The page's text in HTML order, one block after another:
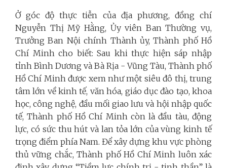
Ở góc độ thực tiễn của địa phương, đồng chí
Nguyễn Thị Mỹ Hằng, Ủy viên Ban Thường vụ,
Trưởng Ban Nội chính Thành ủy, Thành phố Hồ
Chí Minh cho biết: Sau khi thực hiện sáp nhập
tỉnh Bình Dương và Bà Rịa - Vũng Tàu, Thành phố
Hồ Chí Minh được xem như một siêu đô thị, trung
tâm lớn về kinh tế, văn hóa, giáo dục đào tạo, khoa
học, công nghệ, đầu mối giao lưu và hội nhập quốc
tế, Thành phố Hồ Chí Minh còn là đầu tàu, động
lực, có sức thu hút và lan tỏa lớn của vùng kinh tế
trọng điểm phía Nam. Để xây dựng khu vực phòng
thủ vững chắc, Thành phố Hồ Chí Minh luôn xác